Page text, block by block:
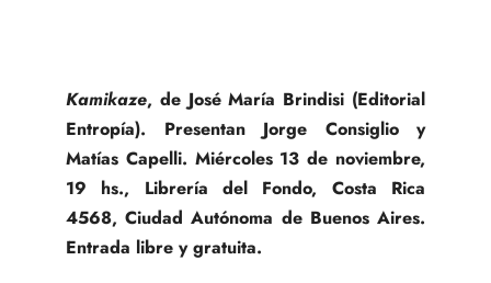
Kamikaze, de José María Brindisi (Editorial
Entropía). Presentan Jorge Consiglio y
Matías Capelli. Miércoles 13 de noviembre,
19 hs., Librería del Fondo, Costa Rica
4568, Ciudad Autónoma de Buenos Aires.
Entrada libre y gratuita.